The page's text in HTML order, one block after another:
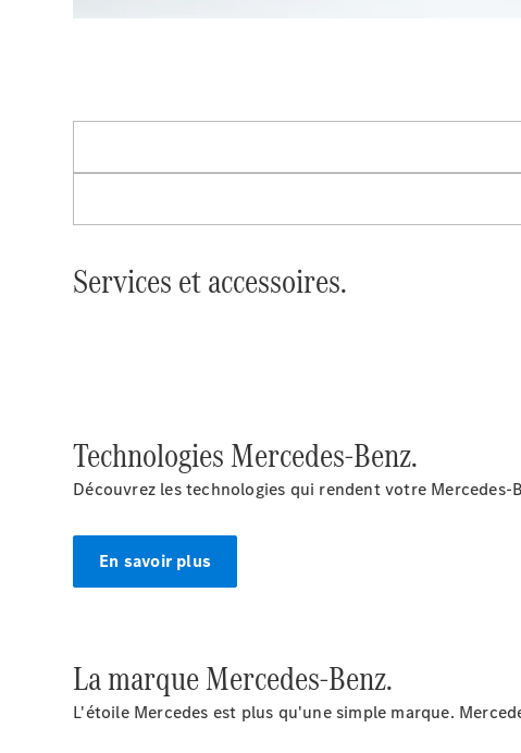
Services et accessoires.
Technologies Mercedes-Benz.
Découvrez les technologies qui rendent votre Mercedes-
En savoir plus
La marque Mercedes-Benz.
L'étoile Mercedes est plus qu'une simple marque.